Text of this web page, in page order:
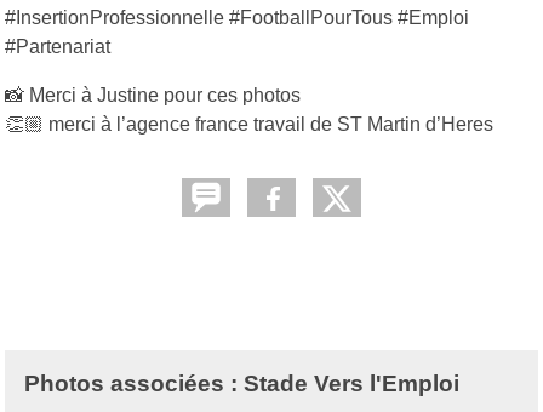
#InsertionProfessionnelle #FootballPourTous #Emploi
#Partenariat
📸 Merci à Justine pour ces photos
👏🏼 merci à l’agence france travail de ST Martin d’Heres
Photos associées : Stade Vers l'Emploi